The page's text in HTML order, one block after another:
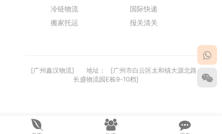
冷链物流
搬家托运
国际快递
报关清关
[广州鑫汉物流] 地址：
[广州市白云区太和镇大源北路
长盛物流园E栋9-10档]